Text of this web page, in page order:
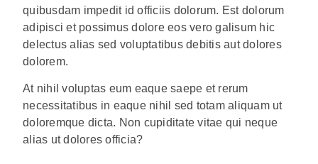
quibusdam impedit id officiis dolorum. Est dolorum
adipisci et possimus dolore eos vero galisum hic
delectus alias sed voluptatibus debitis aut dolores
dolorem.
At nihil voluptas eum eaque saepe et rerum
necessitatibus in eaque nihil sed totam aliquam ut
doloremque dicta. Non cupiditate vitae qui neque
alias ut dolores officia?